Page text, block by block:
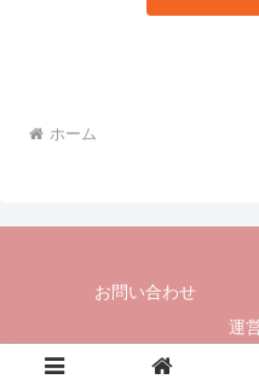
ホーム
お問い合わせ
運
Copyright © 2023 たそ